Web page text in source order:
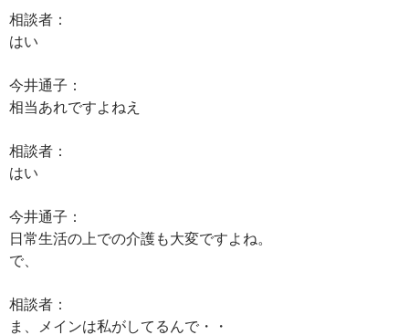
相談者：
はい
今井通子：
相当あれですよねえ
相談者：
はい
今井通子：
日常生活の上での介護も大変ですよね。
で、
相談者：
ま、メインは私がしてるんで・・